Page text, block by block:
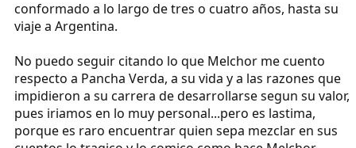
conformado a lo largo de tres o cuatro años, hasta su
viaje a Argentina.
No puedo seguir citando lo que Melchor me cuento
respecto a Pancha Verda, a su vida y a las razones que
impidieron a su carrera de desarrollarse segun su valor,
pues iriamos en lo muy personal...pero es lastima,
porque es raro encuentrar quien sepa mezclar en sus